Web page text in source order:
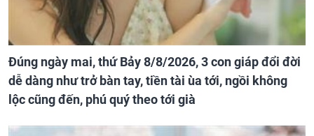
Đúng ngày mai, thứ Bảy 8/8/2026, 3 con giáp đổi đời
dễ dàng như trở bàn tay, tiền tài ùa tới, ngồi không
lộc cũng đến, phú quý theo tới già